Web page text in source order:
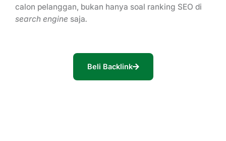
calon pelanggan, bukan hanya soal ranking SEO di
search engine saja.
Beli Backlink